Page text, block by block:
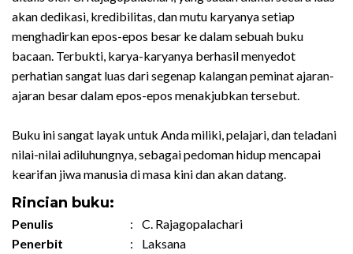
akan dedikasi, kredibilitas, dan mutu karyanya setiap
menghadirkan epos-epos besar ke dalam sebuah buku
bacaan. Terbukti, karya-karyanya berhasil menyedot
perhatian sangat luas dari segenap kalangan peminat ajaran-
ajaran besar dalam epos-epos menakjubkan tersebut.
Buku ini sangat layak untuk Anda miliki, pelajari, dan teladani
nilai-nilai adiluhungnya, sebagai pedoman hidup mencapai
kearifan jiwa manusia di masa kini dan akan datang.
Rincian buku:
Penulis :
C. Rajagopalachari
Penerbit
:
Laksana